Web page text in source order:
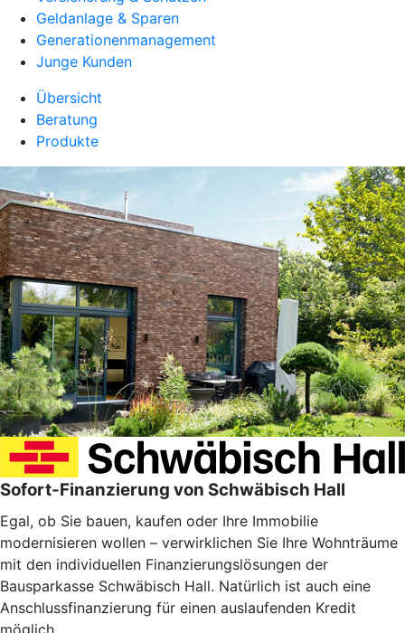
Geldanlage & Sparen
Generationenmanagement
Junge Kunden
Übersicht
Beratung
Produkte
Sofort-Finanzierung von Schwäbisch Hall
Egal, ob Sie bauen, kaufen oder Ihre Immobilie
modernisieren wollen – verwirklichen Sie Ihre Wohnträume
mit den individuellen Finanzierungslösungen der
Bausparkasse Schwäbisch Hall. Natürlich ist auch eine
Anschlussfinanzierung für einen auslaufenden Kredit